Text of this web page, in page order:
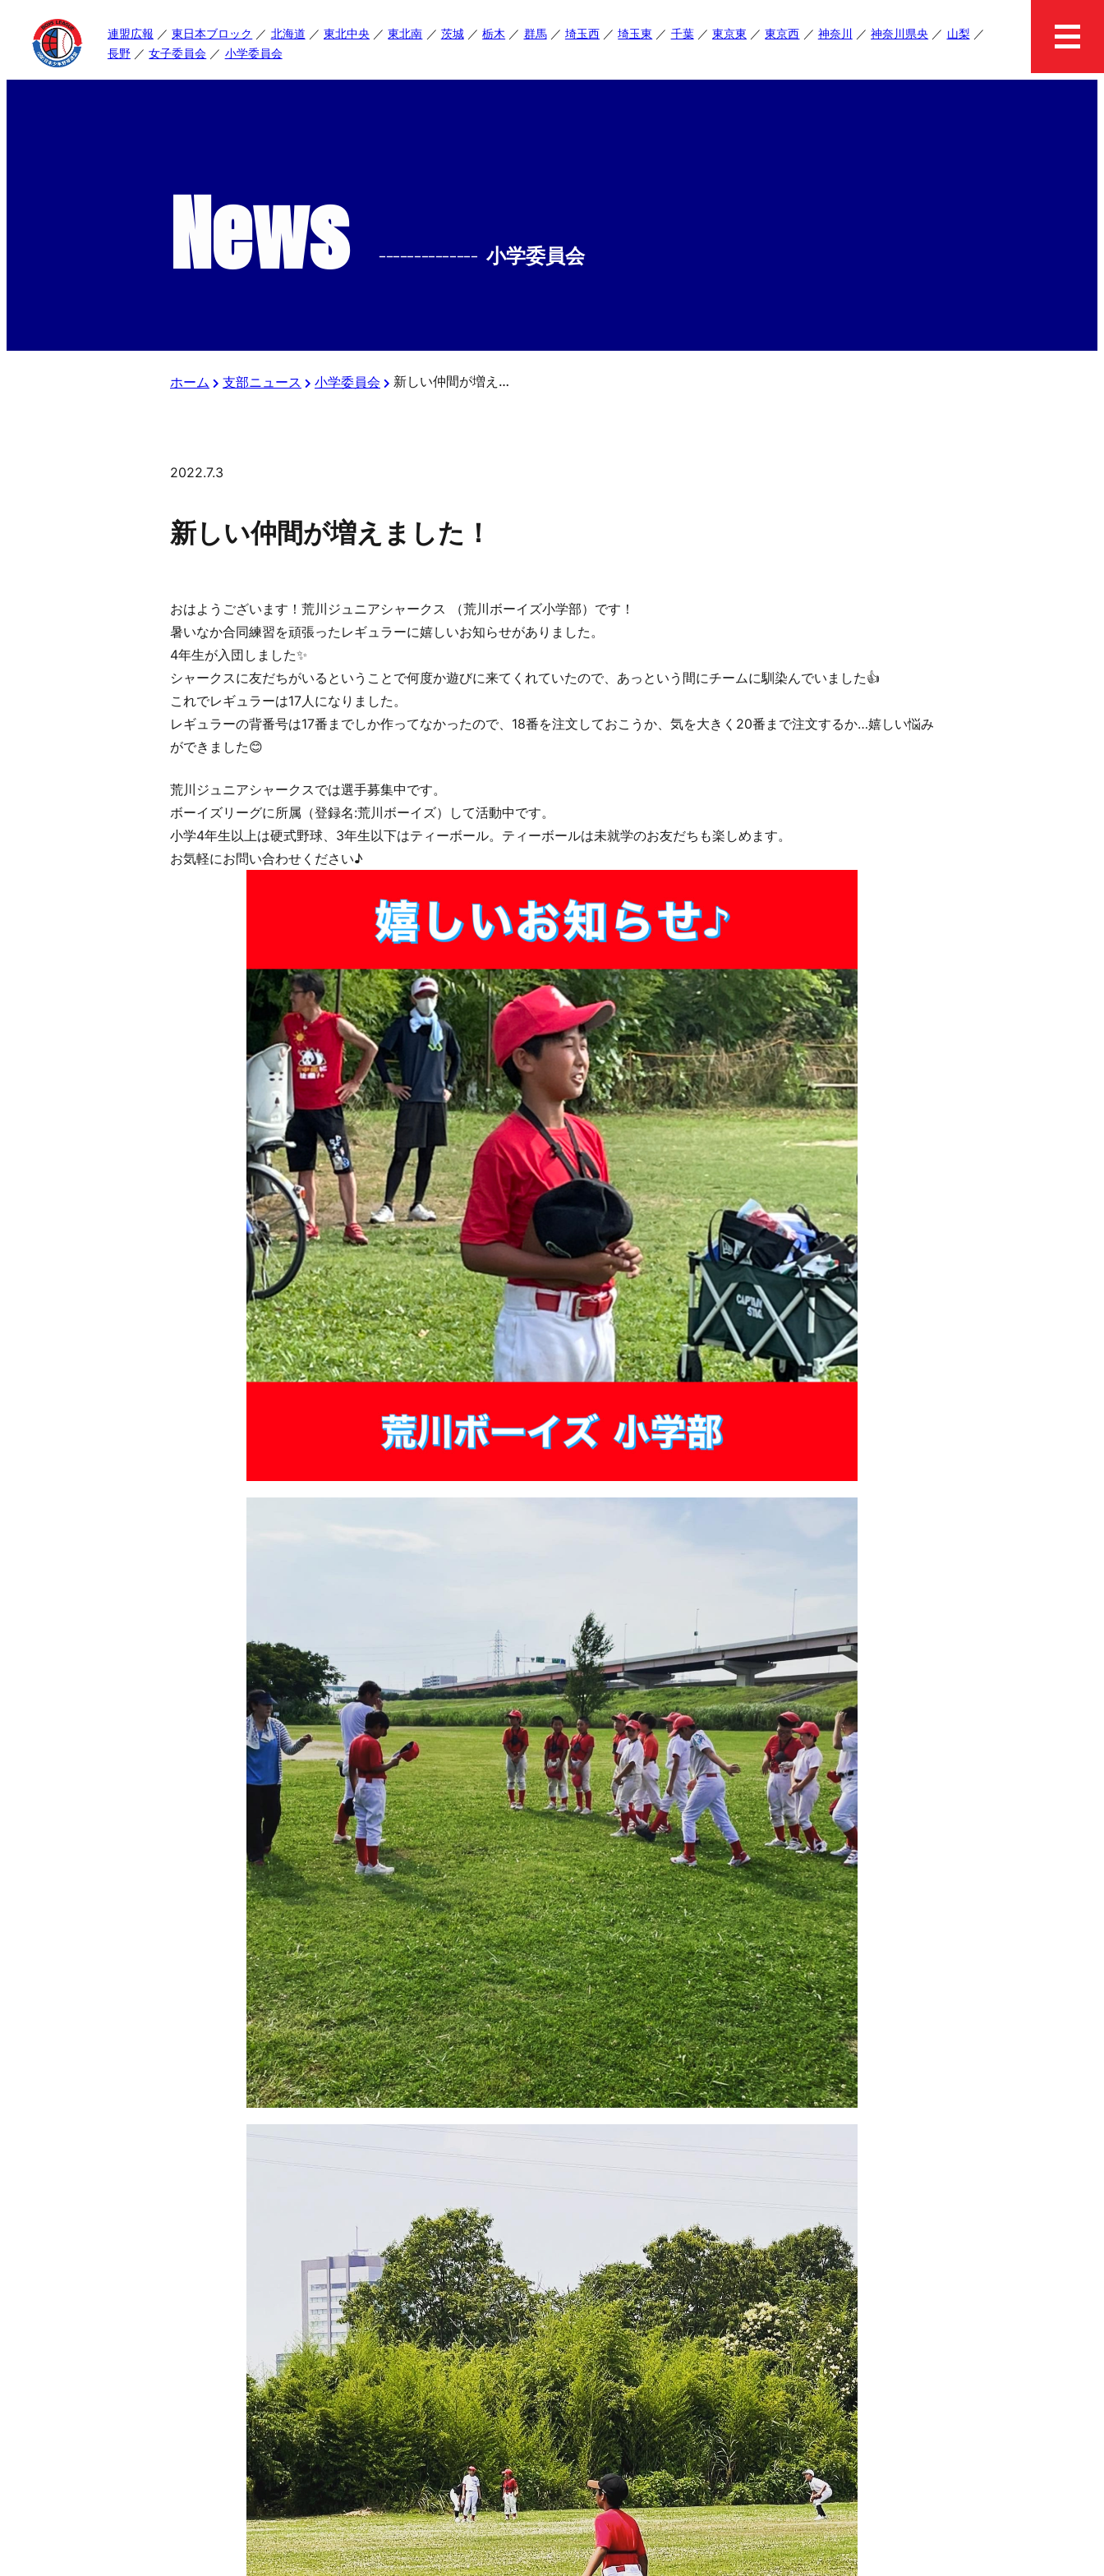
連盟広報 東日本ブロック 北海道 東北中央 東北南 茨城 栃木 群馬 埼玉西 埼玉東 千葉 東京東 東京西 神奈川 神奈川県央
山梨
長野
女子委員会 小学委員会
News -------------- 小学委員会
ホーム 支部ニュース 小学委員会 新しい仲間が増えました！
2022.7.3
新しい仲間が増えました！
おはようございます！荒川ジュニアシャークス （荒川ボーイズ小学部）です！
暑いなか合同練習を頑張ったレギュラーに嬉しいお知らせがありました。
4年生が入団しました✨
シャークスに友だちがいるということで何度か遊びに来てくれていたので、あっという間にチームに馴染んでいました👍
これでレギュラーは17人になりました。
レギュラーの背番号は17番までしか作ってなかったので、18番を注文しておこうか、気を大きく20番まで注文するか…嬉しい悩み
ができました😊
荒川ジュニアシャークスでは選手募集中です。
ボーイズリーグに所属（登録名:荒川ボーイズ）して活動中です。
小学4年生以上は硬式野球、3年生以下はティーボール。ティーボールは未就学のお友だちも楽しめます。
お気軽にお問い合わせください♪